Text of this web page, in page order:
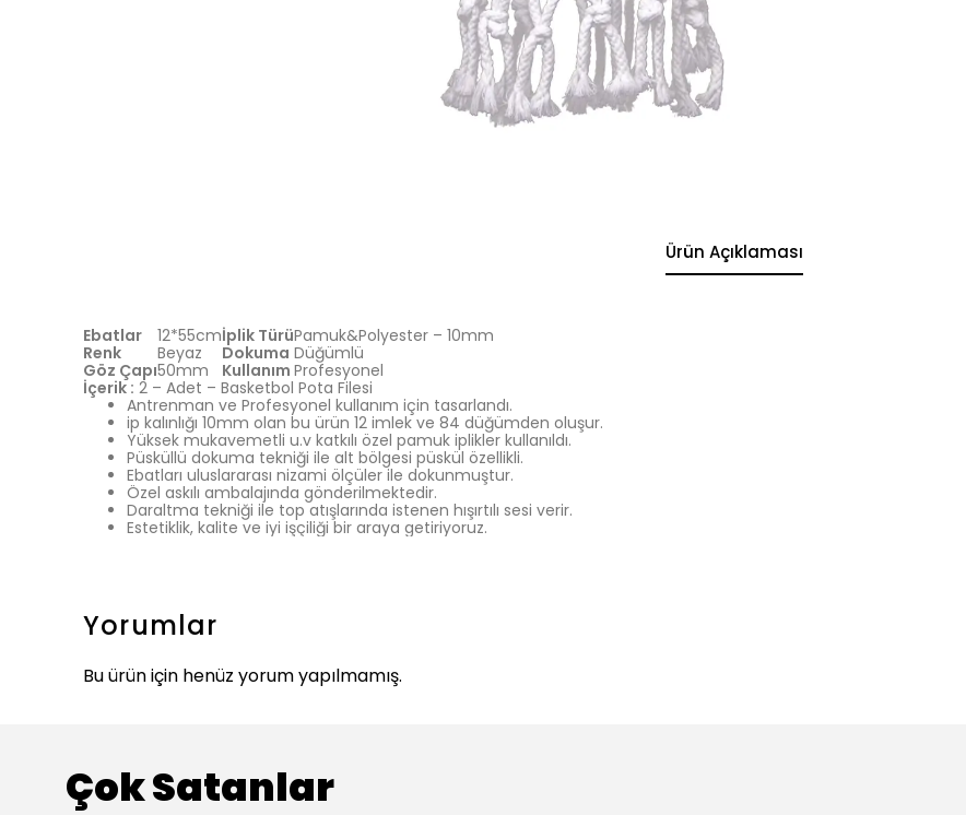
Ürün Açıklaması
Ebatlar 12*55cmİplik TürüPamuk&Polyester – 10mm
Renk
Beyaz Dokuma Düğümlü
Göz Çapı50mm Kullanım Profesyonel
İçerik : 2 – Adet – Basketbol Pota Filesi
Antrenman ve Profesyonel kullanım için tasarlandı.
ip kalınlığı 10mm olan bu ürün 12 imlek ve 84 düğümden oluşur.
Yüksek mukavemetli u.v katkılı özel pamuk iplikler kullanıldı.
Püsküllü dokuma tekniği ile alt bölgesi püskül özellikli.
Ebatları uluslararası nizami ölçüler ile dokunmuştur.
Özel askılı ambalajında gönderilmektedir.
Daraltma tekniği ile top atışlarında istenen hışırtılı sesi verir.
Estetiklik, kalite ve iyi işçiliği bir araya getiriyoruz.
Yorumlar
Bu ürün için henüz yorum yapılmamış.
Çok Satanlar